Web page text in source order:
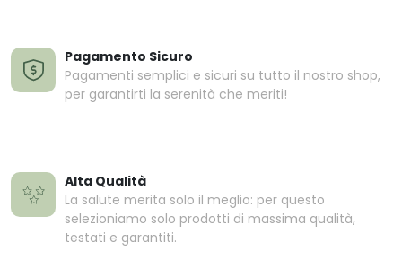
Pagamento Sicuro
Pagamenti semplici e sicuri su tutto il nostro shop,
per garantirti la serenità che meriti!
Alta Qualità
La salute merita solo il meglio: per questo
selezioniamo solo prodotti di massima qualità,
testati e garantiti.